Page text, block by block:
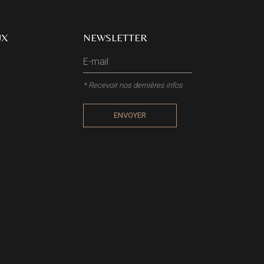
NEWSLETTER
* Recevoir nos dernières infos
ENVOYER